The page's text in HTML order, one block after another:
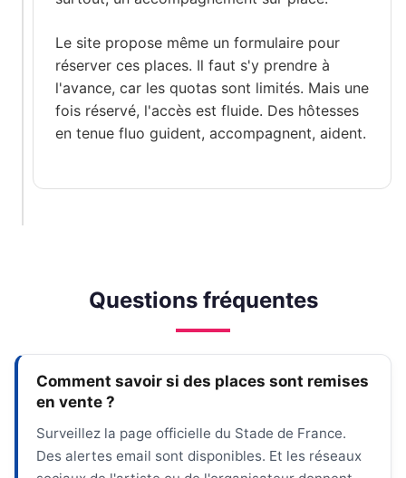
Le site propose même un formulaire pour
réserver ces places. Il faut s'y prendre à
l'avance, car les quotas sont limités. Mais une
fois réservé, l'accès est fluide. Des hôtesses
en tenue fluo guident, accompagnent, aident.
Questions fréquentes
Comment savoir si des places sont remises
en vente ?
Surveillez la page officielle du Stade de France.
Des alertes email sont disponibles. Et les réseaux